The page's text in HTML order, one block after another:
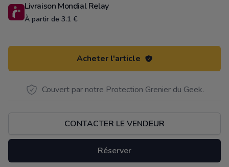
Livraison Mondial Relay
À partir de 3.1 €
Acheter l'article
Couvert par notre Protection Grenier du Geek.
CONTACTER LE VENDEUR
Réserver